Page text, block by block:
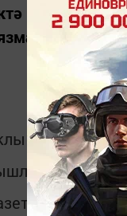
«Бу хәл
иҗади
һәм
кешеләрне